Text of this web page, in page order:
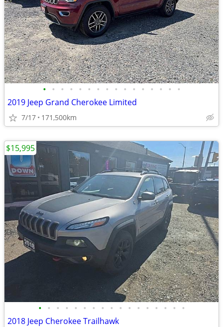
• • • • • • • • • • • • • • • •
2019 Jeep Grand Cherokee Limited
7/17 171,500km
• • • • • • • • • • • • • • • • •
2018 Jeep Cherokee Trailhawk
$15,995